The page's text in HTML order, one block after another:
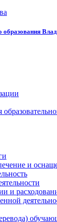
образования
и
и